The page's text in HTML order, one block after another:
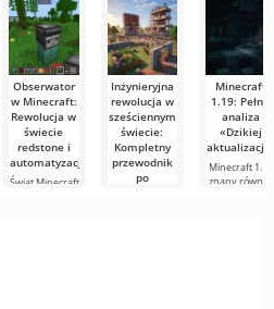
Obserwator
w Minecraft:
Rewolucja w
świecie
redstone i
automatyzacji
Świat Minecraft
Inżynieryjna
rewolucja w
sześciennym
świecie:
Kompletny
przewodnik
po
Minecraft
1.19: Pełna
analiza
«Dzikiej
aktualizacji»
Minecraft 1.19,
znany również